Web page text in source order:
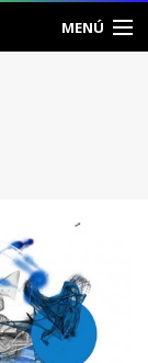
MENÚ